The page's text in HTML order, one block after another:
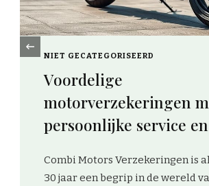
NIET GECATEGORISEERD
Slimme gadgets voor
onderweg: altijd
duurzaam
Als je vaak onderweg bent, weet
belangrijk het is om je apparaten